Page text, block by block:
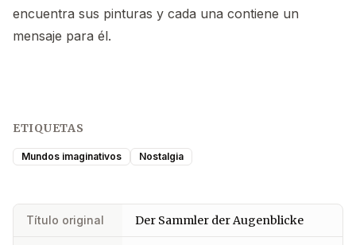
encuentra sus pinturas y cada una contiene un
mensaje para él.
ETIQUETAS
Mundos imaginativos Nostalgia
Título original Der Sammler der Augenblicke